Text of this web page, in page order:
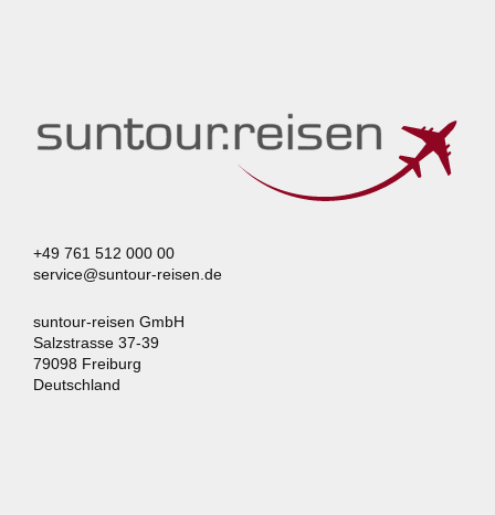
+49 761 512 000 00
service@suntour-reisen.de
suntour-reisen GmbH
Salzstrasse 37-39
79098 Freiburg
Deutschland